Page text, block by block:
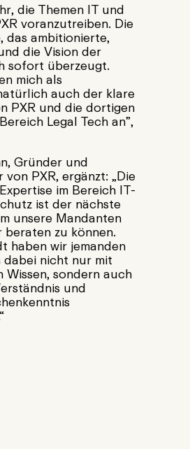
die Themen IT und
voranzutreiben. Die
das ambitionierte,
die Vision der
sofort überzeugt.
mich als
auch der klare
PXR und die dortigen
Legal Tech an”,
Gründer und
PXR, ergänzt: „Die
im Bereich IT-
ist der nächste
unsere Mandanten
beraten zu können.
haben wir jemanden
nicht nur mit
Wissen, sondern auch
und